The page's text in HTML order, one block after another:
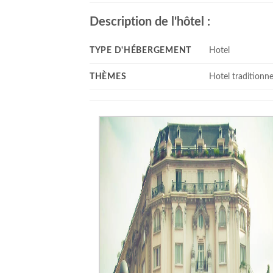
Description de l'hôtel :
TYPE D'HÉBERGEMENT Hotel
THÈMES Hotel